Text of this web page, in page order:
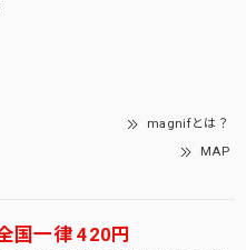
magnifとは？
MAP
国一律 420円